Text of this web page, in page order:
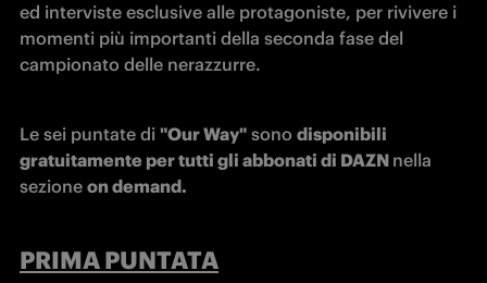
ed interviste esclusive alle protagoniste, per rivivere i
momenti più importanti della seconda fase del
campionato delle nerazzurre.
Le sei puntate di "Our Way" sono disponibili
gratuitamente per tutti gli abbonati di DAZN nella
sezione on demand.
PRIMA PUNTATA